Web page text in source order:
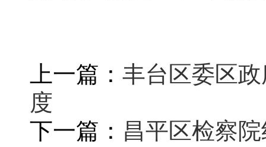
上一篇： 丰台区委区
度
下一篇： 昌平区检察